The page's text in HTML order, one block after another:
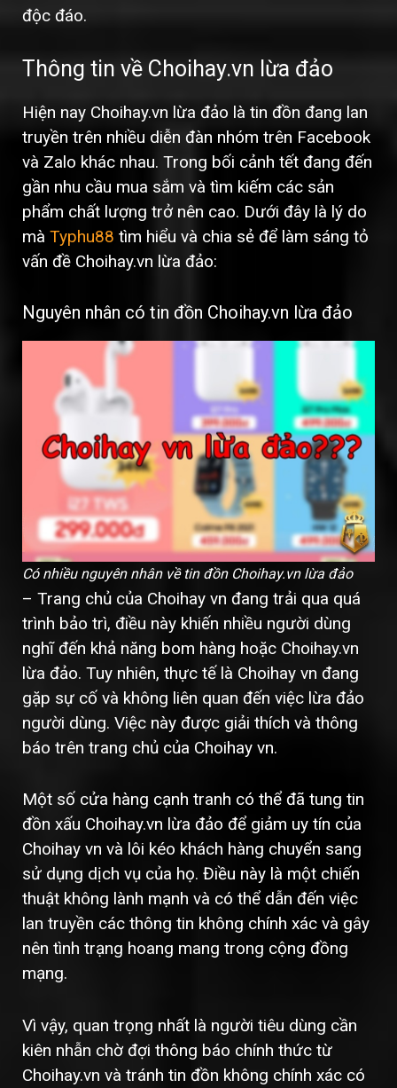
độc đáo.
Thông tin về Choihay.vn lừa đảo
Hiện nay Choihay.vn lừa đảo là tin đồn đang lan
truyền trên nhiều diễn đàn nhóm trên Facebook
và Zalo khác nhau. Trong bối cảnh tết đang đến
gần nhu cầu mua sắm và tìm kiếm các sản
phẩm chất lượng trở nên cao. Dưới đây là lý do
mà Typhu88 tìm hiểu và chia sẻ để làm sáng tỏ
vấn đề Choihay.vn lừa đảo:
Nguyên nhân có tin đồn Choihay.vn lừa đảo
Có nhiều nguyên nhân về tin đồn Choihay.vn lừa đảo
– Trang chủ của Choihay vn đang trải qua quá
trình bảo trì, điều này khiến nhiều người dùng
nghĩ đến khả năng bom hàng hoặc Choihay.vn
lừa đảo. Tuy nhiên, thực tế là Choihay vn đang
gặp sự cố và không liên quan đến việc lừa đảo
người dùng. Việc này được giải thích và thông
báo trên trang chủ của Choihay vn.
Một số cửa hàng cạnh tranh có thể đã tung tin
đồn xấu Choihay.vn lừa đảo để giảm uy tín của
Choihay vn và lôi kéo khách hàng chuyển sang
sử dụng dịch vụ của họ. Điều này là một chiến
thuật không lành mạnh và có thể dẫn đến việc
lan truyền các thông tin không chính xác và gây
nên tình trạng hoang mang trong cộng đồng
mạng.
Vì vậy, quan trọng nhất là người tiêu dùng cần
kiên nhẫn chờ đợi thông báo chính thức từ
Choihay.vn và tránh tin đồn không chính xác có